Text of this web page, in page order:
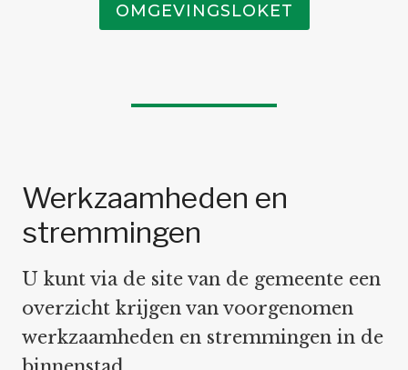
OMGEVINGSLOKET
Werkzaamheden en
stremmingen
U kunt via de site van de gemeente een
overzicht krijgen van voorgenomen
werkzaamheden en stremmingen in de